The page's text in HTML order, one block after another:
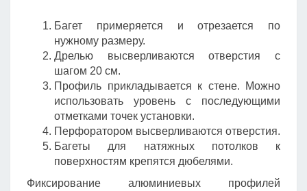
Багет примеряется и отрезается по
нужному размеру.
Дрелью высверливаются отверстия с
шагом 20 см.
Профиль прикладывается к стене. Можно
использовать уровень с последующими
отметками точек установки.
Перфоратором высверливаются отверстия.
Багеты для натяжных потолков к
поверхностям крепятся дюбелями.
Фиксирование алюминиевых профилей